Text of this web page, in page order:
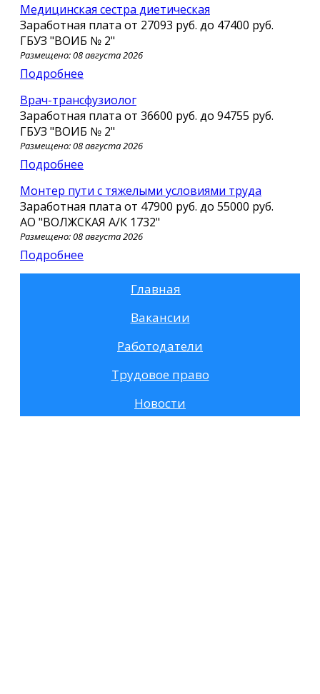
Медицинская сестра диетическая
Заработная плата от 27093 руб. до 47400 руб.
ГБУЗ "ВОИБ № 2"
Размещено: 08 августа 2026
Подробнее
Врач-трансфузиолог
Заработная плата от 36600 руб. до 94755 руб.
ГБУЗ "ВОИБ № 2"
Размещено: 08 августа 2026
Подробнее
Монтер пути с тяжелыми условиями труда
Заработная плата от 47900 руб. до 55000 руб.
АО "ВОЛЖСКАЯ А/К 1732"
Размещено: 08 августа 2026
Подробнее
Главная
Вакансии
Работодатели
Трудовое право
Новости